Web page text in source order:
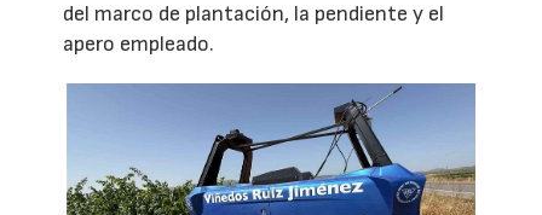
del marco de plantación, la pendiente y el
apero empleado.